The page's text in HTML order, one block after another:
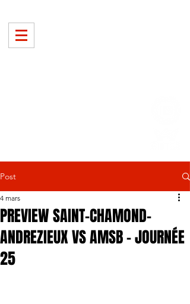
Post
PREVIEW SAINT-CHAMOND-
ANDREZIEUX VS AMSB - JOURNÉE
25
4 mars